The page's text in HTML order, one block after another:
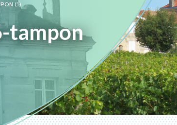
(1)
tampon